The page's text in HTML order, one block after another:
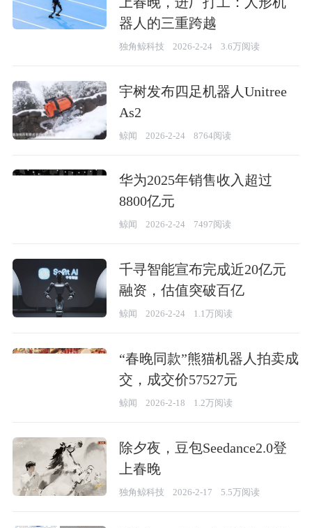
器人的三重跨越
独角鲸科技 2026-2-24 3.6万阅读
宇树发布四足机器人Unitree
As2
鲸闻 2026-2-24 8764阅读
华为2025年销售收入超过
8800亿元
鲸闻 2026-2-24 7497阅读
千寻智能宣布完成近20亿元
融资，估值突破百亿
鲸闻 2026-2-24 1.1万阅读
“春晚同款”熊猫机器人拍卖成
交，成交价57527元
鲸闻 2026-2-18 1.2万阅读
除夕夜，豆包Seedance2.0登
上春晚
独角鲸科技 2026-2-17 5.5万阅读